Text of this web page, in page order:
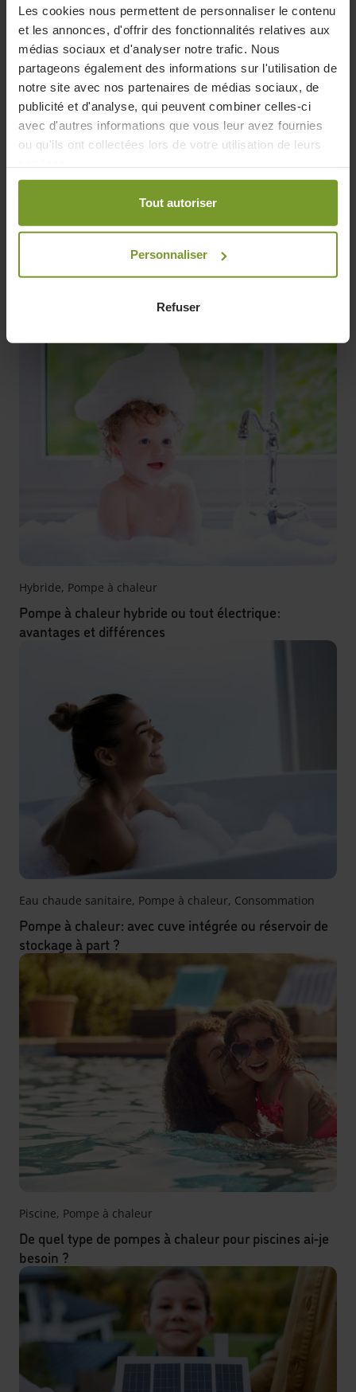
Les cookies nous permettent de personnaliser le contenu
et les annonces, d'offrir des fonctionnalités relatives aux
médias sociaux et d'analyser notre trafic. Nous
partageons également des informations sur l'utilisation de
notre site avec nos partenaires de médias sociaux, de
publicité et d'analyse, qui peuvent combiner celles-ci
avec d'autres informations que vous leur avez fournies
ou qu'ils ont collectées lors de votre utilisation de leurs
Tout autoriser
Personnaliser
Refuser
plus de 16 ans
Pompe à chaleur,Consommation,Panneaux solaires,Prime
Dans quel ordre installer une pompe à chaleur et des
Hybride, Pompe à chaleur
Pompe à chaleur hybride ou tout électrique :
avantages et différences
Eau chaude sanitaire, Pompe à chaleur, Consommation
Pompe à chaleur : avec cuve intégrée ou réservoir de
stockage à part ?
Piscine, Pompe à chaleur
De quel type de pompes à chaleur pour piscines ai-je
besoin ?